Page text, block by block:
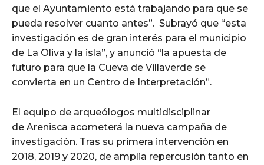
que el Ayuntamiento está trabajando para que se
pueda resolver cuanto antes”. Subrayó que “esta
investigación es de gran interés para el municipio
de La Oliva y la isla”, y anunció “la apuesta de
futuro para que la Cueva de Villaverde se
convierta en un Centro de Interpretación”.
El equipo de arqueólogos multidisciplinar
de Arenisca acometerá la nueva campaña de
investigación. Tras su primera intervención en
2018, 2019 y 2020, de amplia repercusión tanto en